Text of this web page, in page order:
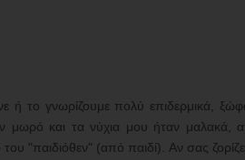
ή το γνωρίζουμε πολύ επιδερμικά,
μωρό και τα νύχια μου ήταν μαλακά,
"παιδιόθεν" (από παιδί). Αν σας